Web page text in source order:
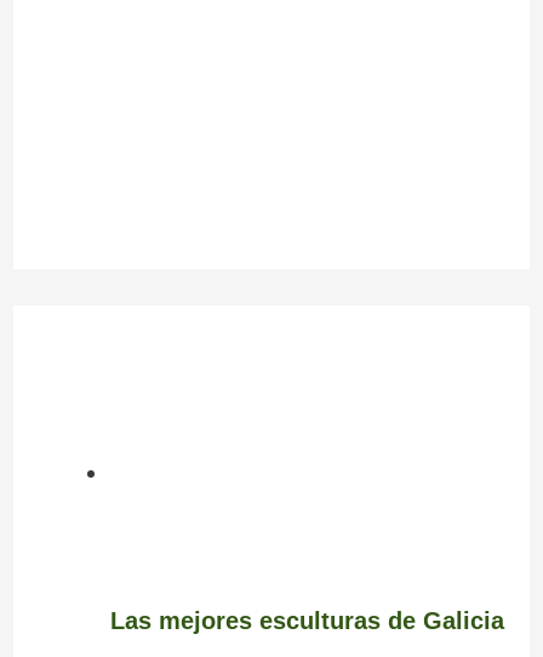
Las mejores esculturas de Galicia